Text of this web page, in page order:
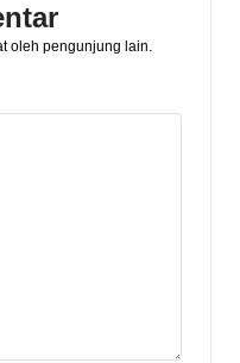
oleh pengunjung lain.